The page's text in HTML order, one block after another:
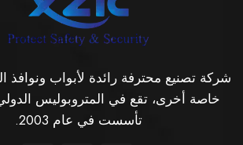
شركة تصنيع محترفة رائدة لأبواب ونوافذ
خاصة أخرى، تقع في المتروبوليس
تأسست في عام 2003.